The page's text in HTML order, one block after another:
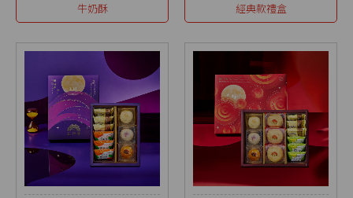
牛奶酥 經典款禮盒